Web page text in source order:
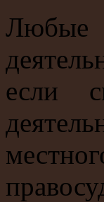
если